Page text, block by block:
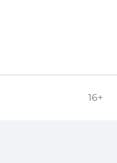
16+